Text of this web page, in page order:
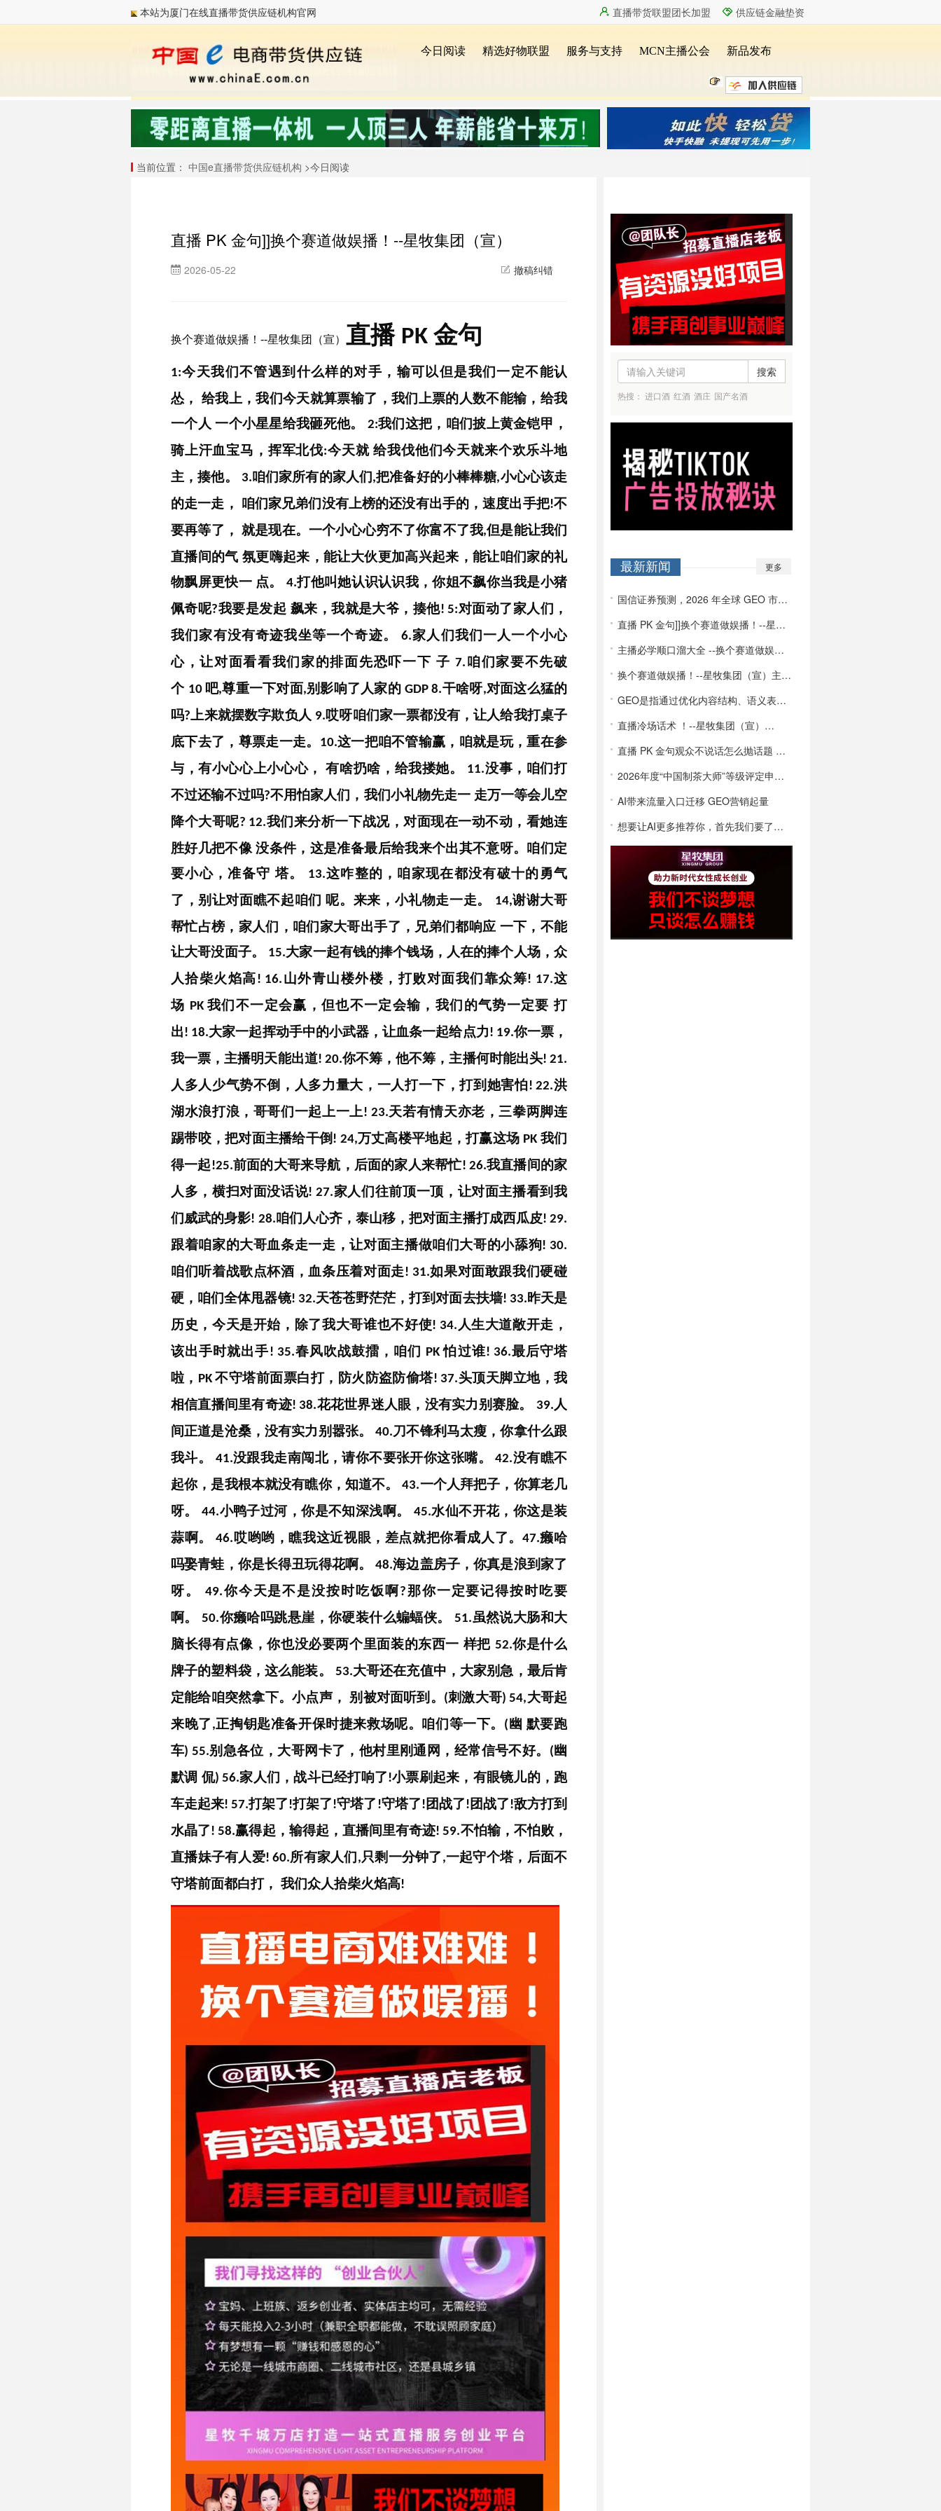
本站为厦门在线直播带货供应链机构官网 供应链金融垫资
直播带货联盟团长加盟
当前位置： 中国e直播带货供应链机构 >今日阅读
直播 PK 金句]]换个赛道做娱播！--星牧集团（宣）
2026-05-22 撤稿纠错
换个赛道做娱播！--星牧集团（宣） 直播 PK 金句
1:今天我们不管遇到什么样的对手，输可以但是我们一定不能认
怂，给我上，我们今天就算票输了，我们上票的人数不能输，给我
一个人一个小星星给我砸死他。 2:我们这把，咱们披上黄金铠甲，
骑上汗血宝马，挥军北伐:今天就给我伐他们今天就来个欢乐斗地
主，揍他。
3. 咱们家所有的家人们 ,把准备好的小棒棒糖,小心心该走
的走一走，
咱们家兄弟们没有上榜的还没有出手的，速度出手把!不
要再等了， 就是现在。一个小心心穷不了你富不了我,但是能让我们
直播间的气氛更嗨起来，能让大伙更加高兴起来，能让咱们家的礼
物飘屏更快一 点。4.打他叫她认识认识我，你姐不飙你当我是小猪
佩奇呢?我要是发起 飙来，我就是大爷，揍他!5:对面动了家人们，
我们家有没有奇迹我坐等一个奇迹。6.家人们我们一人一个小心
心，让对面看看我们家的排面先恐吓一下 子7. 咱们家要不先破
个 10 吧,尊重一下对面,别影响了人家的GDP8.干啥呀,对面这么猛的
吗?上来就摆数字欺负人 9.哎呀咱们家一票都没有，让人给我打桌子
底下去了，尊票走一走。
10.这一把咱不管输赢，咱就是玩，重在参
与，有小心心上小心心，有啥扔啥，给我搂她。 11.没事，咱们打
不过还输不过吗?不用怕家人们，我们小礼物先走一 走万一等会儿空
降个大哥呢? 12.我们来分析一下战况，对面现在一动不动，看她连
胜好几把不像没条件，这是准备最后给我来个出其不意呀。咱们定
要小心，准备守塔。 13.这咋整的，咱家现在都没有破十的勇气
了，别让对面瞧不起咱们 呢。来来，小礼物走一走。 14,谢谢大哥
帮忙占榜，家人们，咱们家大哥出手了，兄弟们都响应 一下，不能
让大哥没面子。 15.大家一起有钱的捧个钱场，人在的捧个人场，众
人拾柴火焰高! 16. 山外青山楼外楼，打败对面我们靠众筹! 17.这
场 PK我们不一定会赢，但也不一定会输，我们的气势一定要打
出! 18.大家一起挥动手中的小武器，让血条一起给点力! 19.你一票，
我一票，主播明天能出道! 20.你不筹，他不筹，主播何时能出头!21.
人多人少气势不倒，人多力量大，一人打一下，打到她害怕!22.洪
湖水浪打浪，哥哥们一起上一上! 23.天若有情天亦老，三拳两脚连
踢带咬，把对面主播给干倒 ! 24,万丈高楼平地起，打赢这场 PK 我们
得一起!25.前面的大哥来导航，后面的家人来帮忙! 26.我直播间的家
人多，横扫对面没话说!27.家人们往前顶一顶，让对面主播看到我
们威武的身影! 28. 咱们人心齐，泰山移，把对面主播打成西瓜皮!29.
跟着咱家的大哥血条走一走，让对面主播做咱们大哥的小舔狗! 30.
咱们听着战歌点杯酒，血条压着对面走! 31.如果对面敢跟我们硬碰
硬，咱们全体甩器镜! 32.天苍苍野茫茫，打到对面去扶墙! 33. 昨天是
历史，今天是开始，除了我大哥谁也不好使! 34. 人生大道敞开走，
该出手时就出手! 35.春风吹战鼓擂，咱们 PK怕过谁! 36.最后守塔
啦， PK不守塔前面票白打，防火防盗防偷塔! 37.头顶天脚立地，我
相信直播间里有奇迹! 38.花花世界迷人眼，没有实力别赛脸。 39. 人
间正道是沧桑，没有实力别嚣张。40.刀不锋利马太瘦，你拿什么跟
我斗。 41.没跟我走南闯北，请你不要张开你这张嘴。42.没有瞧不
起你，是我根本就没有瞧你，知道不。43.一个人拜把子，你算老几
呀。44.小鸭子过河，你是不知深浅啊。 45.水仙不开花，你这是装
蒜啊。46. 哎哟哟，瞧我这近视眼，差点就把你看成人了。 47.癞哈
吗娶青蛙，你是长得丑玩得花啊。48.海边盖房子，你真是浪到家了
呀。 49.你今天是不是没按时吃饭啊?那你一定要记得按时吃要
啊。50.你癞哈吗跳悬崖，你硬装什么蝙蝠侠。51. 虽然说大肠和大
脑长得有点像，你也没必要两个里面装的东西一 样把 52.你是什么
牌子的塑料袋，这么能装。 53.大哥还在充值中，大家别急，最后肯
定能给咱突然拿下。小点声， 别被对面听到。 (刺激大哥)54,大哥起
来晚了 ,正掏钥匙准备开保时捷来救场呢。咱们等一下。 ( 幽 默要跑
车) 55.别急各位，大哥网卡了，他村里刚通网，经常信号不好。 ( 幽
默调 侃)56.家人们，战斗已经打响了!小票刷起来，有眼镜儿的，跑
车走起来!57.打架了!打架了!守塔了 !守塔了! 团战了! 团战了!敌方打到
水晶了!58.赢得起，输得起，直播间里有奇迹!59.不怕输，不怕败，
直播妹子有人爱!60.所有家人们 ,只剩一分钟了 ,一起守个塔，后面不
守塔前面都白打， 我们众人拾柴火焰高!
搜索
热搜： 进口酒 红酒 酒庄 国产名酒
最新新闻 更多
国信证券预测，2026 年全球 GEO 市场…
直播 PK 金句]]换个赛道做娱播！--星牧…
主播必学顺口溜大全 --换个赛道做娱播！--…
换个赛道做娱播！--星牧集团（宣）主播必学顺…
GEO是指通过优化内容结构、语义表达和技术特…
直播冷场话术 ！--星牧集团（宣）…
直播 PK 金句观众不说话怎么抛话题 …
2026年度“中国制茶大师”等级评定申报！乌…
AI带来流量入口迁移 GEO营销起量
想要让AI更多推荐你，首先我们要了解AI为啥…